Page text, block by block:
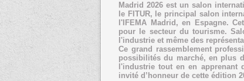
Madrid 2026 est un salon
le FITUR, le principal salon
l'IFEMA Madrid, en Espagne.
pour le secteur du tourisme.
l'industrie et même des
Ce grand rassemblement
possibilités du marché, en plus
l'industrie tout en en apprenant
invité d’honneur de cette édition